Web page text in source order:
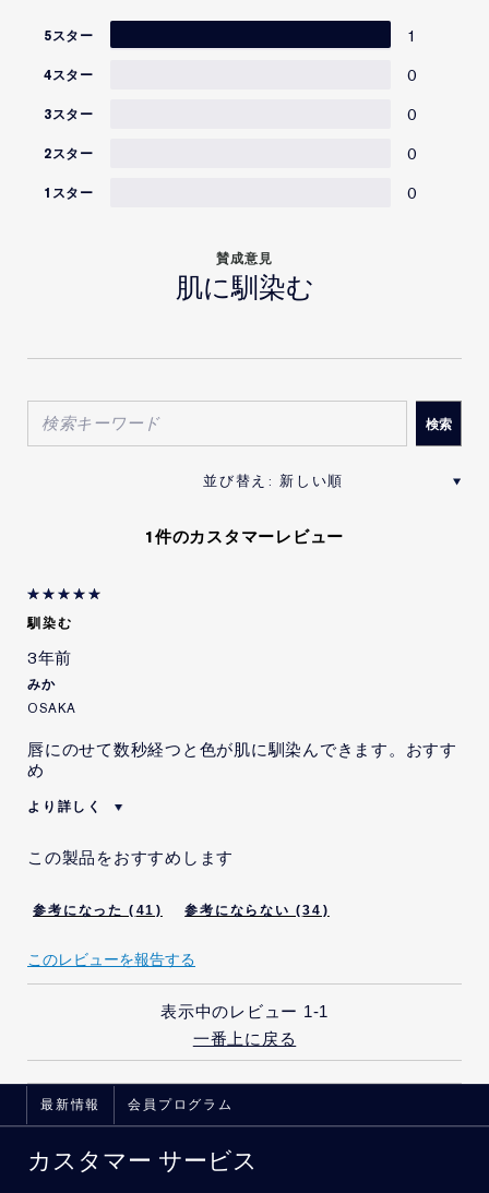
5スター 1
4スター 0
3スター 0
2スター 0
1スター 0
賛成意見
肌に馴染む
1件のカスタマーレビュー
馴染む
3年前
みか
OSAKA
唇にのせて数秒経つと色が肌に馴染んできます。おすす
め
より詳しく
この製品をおすすめします
41 34
このレビューを報告する
表示中のレビュー 1-1
一番上に戻る
最新情報 会員プログラム
カスタマー サービス